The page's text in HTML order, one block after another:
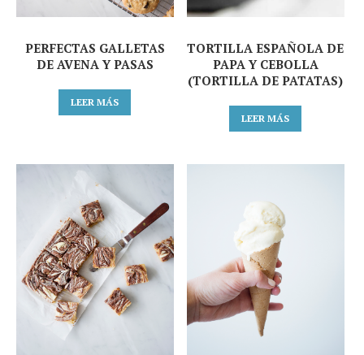
PERFECTAS GALLETAS
DE AVENA Y PASAS
LEER MÁS
TORTILLA ESPAÑOLA DE
PAPA Y CEBOLLA
(TORTILLA DE PATATAS)
LEER MÁS